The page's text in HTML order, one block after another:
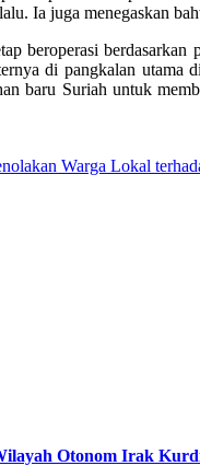
Ia juga menegaskan
beroperasi
di pangkalan
baru Suriah untuk
Warga Lokal
Otonom Irak